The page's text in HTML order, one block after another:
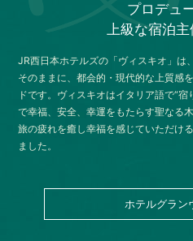
プロデュ
上級な宿泊
JR西日本ホテルズの「ヴィスキオ」は
そのままに、都会的・現代的な上質感
ドです。ヴィスキオはイタリア語で“
で幸福、安全、幸運をもたらす聖なる
旅の疲れを癒し幸福を感じていただけ
ました。
ホテルグラン